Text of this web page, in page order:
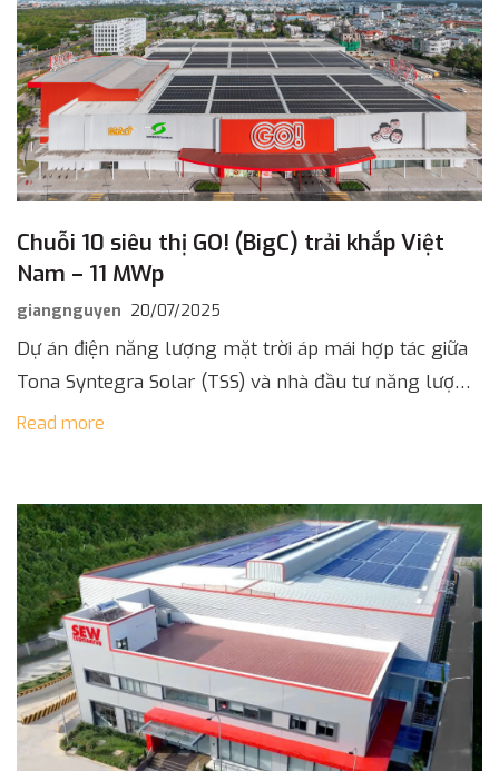
Chuỗi 10 siêu thị GO! (BigC) trải khắp Việt
Nam – 11 MWp
giangnguyen 20/07/2025
Dự án điện năng lượng mặt trời áp mái hợp tác giữa
Tona Syntegra Solar (TSS) và nhà đầu tư năng lượng
tái tạo đến từ Na Uy được triển [...]
Read more